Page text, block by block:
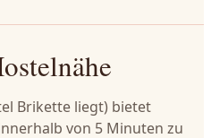
Brikette liegt) bietet
von 5 Minuten zu